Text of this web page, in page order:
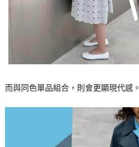
而與同色單品組合，則會更顯現代感。